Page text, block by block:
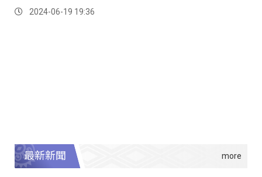
2024-06-19 19:36
最新新聞